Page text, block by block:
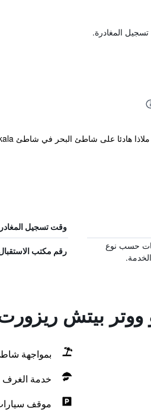
المغادرة.
وقت تسجيل
حسب نوع
رقم مكتب
ووتر بيتش
بمواجهة
خدمة الغرف
موقف